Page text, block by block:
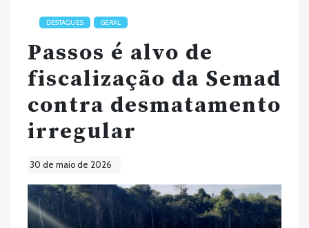
DESTAQUES GERAL
Passos é alvo de
fiscalização da Semad
contra desmatamento
irregular
30 de maio de 2026